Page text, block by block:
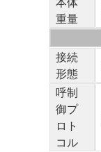
重量
接続
形態
呼制
御プ
ロト
コル